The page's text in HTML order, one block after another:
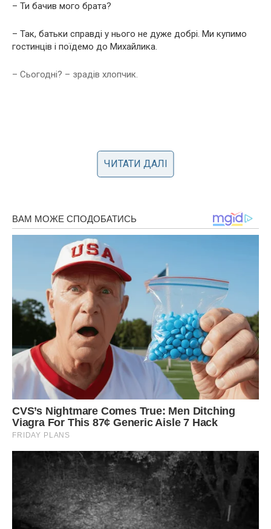
– Ти бачив мого брата?
– Так, батьки справді у нього не дуже добрі. Ми купимо
гостинців і поїдемо до Михайлика.
– Сьогодні? – зрадів хлопчик.
– Давай завтра вранці, адже вже пізно. Він дуже на тебе
чекає.
Коли Давид побачив знайомий силует, він розплакався.
Вони зустрілися ще раніше, до першого знайомства. Ось
Фото ілюстративне – спеціально для ibilingua
Сподобалася стаття? Поділіться з друзями на Facebook!
ЧИТАТИ ДАЛІ